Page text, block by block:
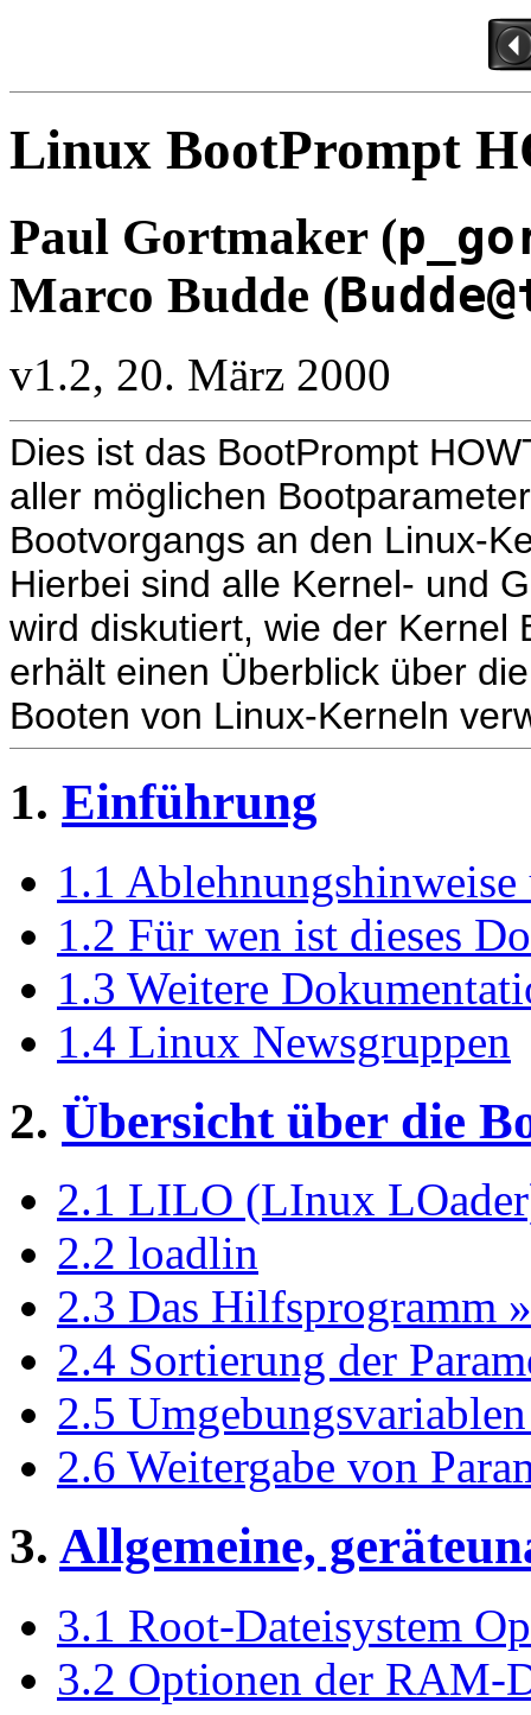
Linux BootPrompt
Paul Gortmaker (
Marco Budde (
v1.2, 20. März 2000
Dies ist das BootPrompt
aller möglichen
Bootvorgangs an den Linux-
Hierbei sind alle Kernel- und
wird diskutiert, wie der Kernel
erhält einen Überblick über
Booten von Linux-Kerneln
1. Einführung
1.1
1.2 Für wen ist dieses
1.3 Weitere
1.4 Linux Newsgruppen
2. Übersicht über die
2.1 LILO (LInux
2.2 loadlin
2.3 Das Hilfsprogramm
2.4 Sortierung der
2.5
2.6 Weitergabe von
3. Allgemeine,
3.1 Root-Dateisystem
3.2 Optionen der RAM-